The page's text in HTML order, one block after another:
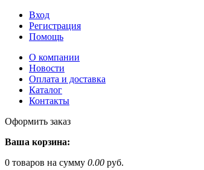
Вход
Регистрация
Помощь
О компании
Новости
Оплата и доставка
Каталог
Контакты
Оформить заказ
Ваша корзина:
0 товаров на сумму 0.00 руб.